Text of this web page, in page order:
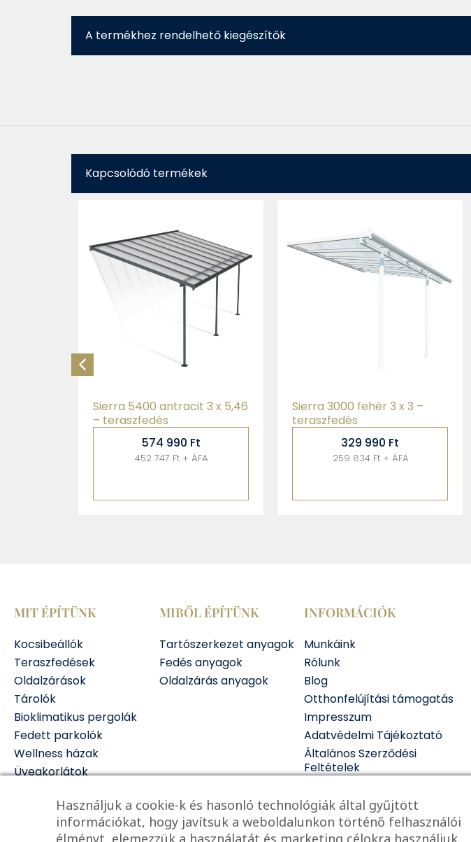
A termékhez rendelhető kiegészítők
Kapcsolódó termékek
Sierra 3000 fehér 3 x 3 –
teraszfedés
329 990 Ft
259 834 Ft + ÁFA
Sierra 3000 antracit 3 x 3 –
teraszfedés
329 990 Ft
259 834 Ft + ÁFA
MIT ÉPÍTÜNK
Kocsibeállók
Teraszfedések
Oldalzárások
Tárolók
Bioklimatikus pergolák
Fedett parkolók
Wellness házak
Üvegkorlátok
MIBŐL ÉPÍTÜNK
Tartószerkezet anyagok
Fedés anyagok
Oldalzárás anyagok
INFORMÁCIÓK
Munkáink
Rólunk
Blog
Otthonfelújítási támogatás
Impresszum
Adatvédelmi Tájékoztató
Általános Szerződési
Feltételek
Használjuk a cookie-k és hasonló technológiák által gyűjtött
információkat, hogy javítsuk a weboldalunkon történő felhasználói
élményt, elemezzük a használatát és marketing célokra használjuk.